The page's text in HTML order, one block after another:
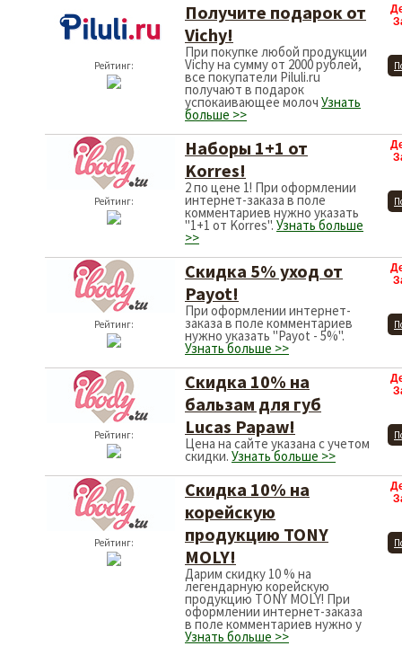
Рейтинг:
Получите подарок от
Vichy!
При покупке любой продукции
Vichy на сумму от 2000 рублей,
все покупатели Piluli.ru
получают в подарок
успокаивающее молоч Узнать
больше >>
Рейтинг:
Наборы 1+1 от
Korres!
2 по цене 1! При оформлении
интернет-заказа в поле
комментариев нужно указать
"1+1 от Korres". Узнать больше
>>
Рейтинг:
Скидка 5% уход от
Payot!
При оформлении интернет-
заказа в поле комментариев
нужно указать "Payot - 5%".
Узнать больше >>
Рейтинг:
Скидка 10% на
бальзам для губ
Lucas Papaw!
Цена на сайте указана с учетом
скидки. Узнать больше >>
Рейтинг:
Скидка 10% на
корейскую
продукцию TONY
MOLY!
Дарим скидку 10 % на
легендарную корейскую
продукцию TONY MOLY! При
оформлении интернет-заказа
в поле комментариев нужно у
Узнать больше >>